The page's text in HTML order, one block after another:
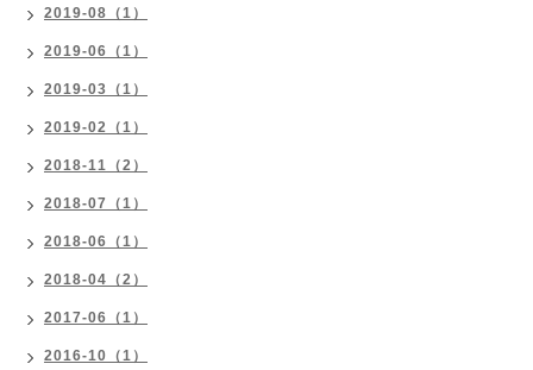
2019-08（1）
2019-06（1）
2019-03（1）
2019-02（1）
2018-11（2）
2018-07（1）
2018-06（1）
2018-04（2）
2017-06（1）
2016-10（1）